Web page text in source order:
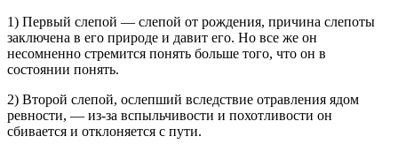
1) Первый слепой — слепой от рождения, причина слепоты
заключена в его природе и давит его. Но все же он
несомненно стремится понять больше того, что он в
состоянии понять.
2) Второй слепой, ослепший вследствие отравления ядом
ревности, — из-за вспыльчивости и похотливости он
сбивается и отклоняется с пути.